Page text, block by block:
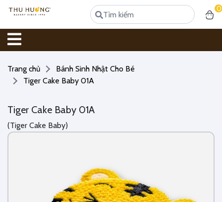
0
Trang chủ
Bánh Sinh Nhật Cho Bé
Tiger Cake Baby 01A
Tiger Cake Baby 01A
(Tiger Cake Baby)